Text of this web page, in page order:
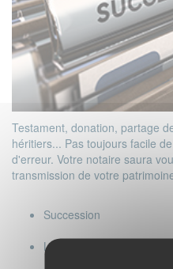
Testament, donation, partage
héritiers... Pas toujours facile
d'erreur. Votre notaire saura
transmission de votre
Succession
Les réglements de la